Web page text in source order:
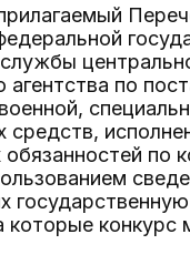
агентства по
средств,
по
которые конкурс